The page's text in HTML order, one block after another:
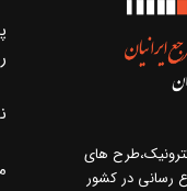
های
رسانی در کشور